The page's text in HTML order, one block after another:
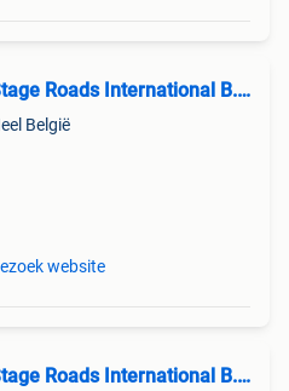
Stage Roads International B.V.
België
website
Stage Roads International B.V.